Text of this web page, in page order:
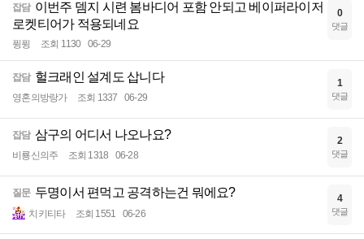
잡담 이번주 뎀지 시련 봄바디어 포함 안되고 베이퍼라이저
로켓티어가 적용되네요
퓡퓡 조회 1130 06-29
0
댓글
잡담 헐크래인 설계도 삽니다
영혼의방랑가 조회 1337 06-29
1
댓글
잡담 삼구의 어디서 나오나요?
비룡신의주 조회 1318 06-28
2
댓글
질문 두명이서 편먹고 공격하는건 뭐에요?
치키티타 조회 1551 06-26
4
댓글